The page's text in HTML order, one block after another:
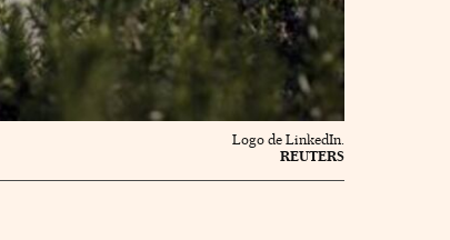
Logo de LinkedIn.
REUTERS